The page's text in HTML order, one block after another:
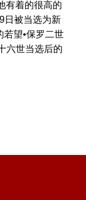
有着的很高的
日被当选为新
望•保罗二世
六世当选后的